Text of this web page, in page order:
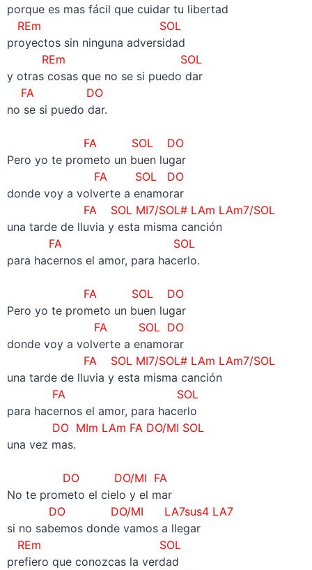
porque es mas fácil que cuidar tu libertad
REm SOL
proyectos sin ninguna adversidad
REm SOL
y otras cosas que no se si puedo dar
FA DO
no se si puedo dar.
FA SOL DO
Pero yo te prometo un buen lugar
FA SOL DO
donde voy a volverte a enamorar
FA SOL MI7/SOL# LAm LAm7/SOL
una tarde de lluvia y esta misma canción
FA SOL
para hacernos el amor, para hacerlo.
FA SOL DO
Pero yo te prometo un buen lugar
FA SOL DO
donde voy a volverte a enamorar
FA SOL MI7/SOL# LAm LAm7/SOL
una tarde de lluvia y esta misma canción
FA SOL
para hacernos el amor, para hacerlo
DO MIm LAm FA DO/MI SOL
una vez mas.
DO DO/MI FA
No te prometo el cielo y el mar
DO DO/MI LA7sus4 LA7
si no sabemos donde vamos a llegar
REm SOL
prefiero que conozcas la verdad